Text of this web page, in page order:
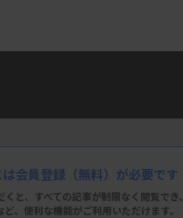
会員登録 （無料）が必要です
と、すべての記事が制限なく閲覧でき、
、便利な機能がご利用いただけます。